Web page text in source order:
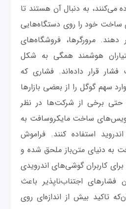
می‌کنند، به دنبال آن هستند تا
ساخت خود را روی دستگاه‌هایی
دهند. مرورگرها، فروشگاه‌های
هوشمند همگی به شکل
قرار داده‌اند. فشاری که
سهم گوگل را از بعضی بازارها
حتی برخی از شرکت‌ها در نظر
ساخت مایکروسافت به
استفاده کنند. فراموش
به دنیای متن‌باز ملحق شده و
کاربران گوشی‌های اندرویدی
اجتناب‌ناپذیر باعث
تاکید بیش از اندازه‌ای روی